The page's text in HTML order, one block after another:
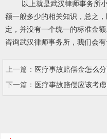
以上就是武汉律师事务所
额一般多少的相关知识，总之
定，并没有一个统一的标准金
咨询武汉律师事务所，我们会
上一篇： 医疗事故赔偿金怎么
下一篇： 医疗事故赔偿应该考